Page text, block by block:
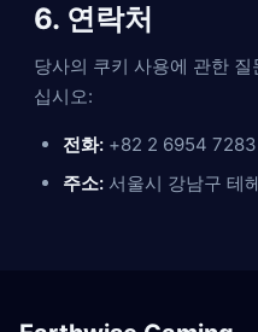
6. 연락처
당사의 쿠키 사용에 관한
십시오:
전화: +82 2 6954 7283
주소: 서울시 강남구 테